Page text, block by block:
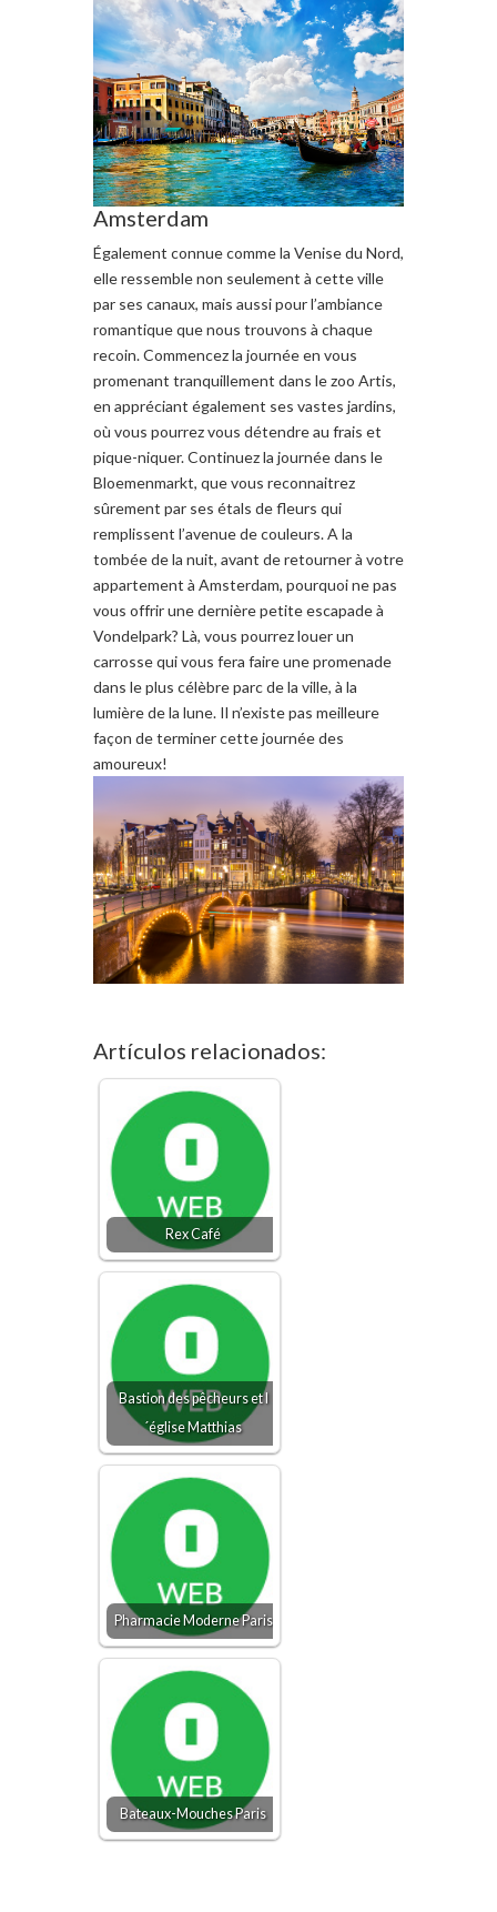
Amsterdam
Également connue commela Venise du Nord,
elle ressemblenon seulement à cette ville
par ses canaux, mais aussipour l’ambiance
romantiquequenous trouvons à chaque
recoin.Commencez la journéeen vous
promenant tranquillement dans lezoo Artis,
en appréciant également ses vastes jardins,
où vous pourrez vous détendre au frais et
pique-niquer.Continuezla journéedans le
Bloemenmarkt, que vous reconnaitrez
sûrement par ses étals de fleurs qui
remplissent l’avenue decouleurs.A la
tombée de la nuit, avant de retourner à votre
appartement à Amsterdam, pourquoine pas
vous offrirune dernièrepetiteescapade à
Vondelpark? Là, vous pourrezlouerun
carrossequi vous fera faireunepromenade
dans leplus célèbreparc de la ville, à la
lumièrede la lune. Il n’existe pas meilleure
façon de terminer cette journée des
amoureux!
Artículos relacionados:
Rex Café
Bastion des pêcheurs et l
´église Matthias
Pharmacie Moderne Paris
Bateaux-Mouches Paris